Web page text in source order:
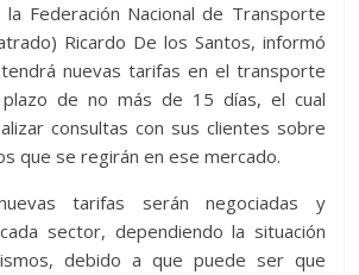
Federación Nacional de Transporte
Ricardo De los Santos, informó
nuevas tarifas en el transporte
de no más de 15 días, el cual
consultas con sus clientes sobre
que se regirán en ese mercado.
tarifas serán negociadas y
sector, dependiendo la situación
debido a que puede ser que